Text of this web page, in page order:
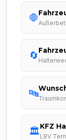
🛑
🔄
🔤
🏛️KFZ
LBV